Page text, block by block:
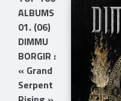
ALBUMS
01. (06)
DIMMU
BORGIR :
« Grand
Serpent